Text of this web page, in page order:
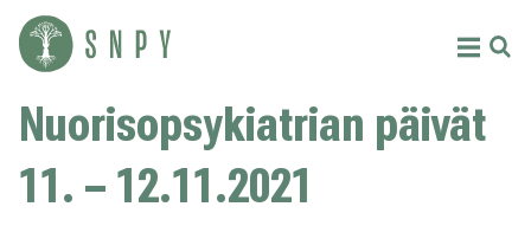
Siirry
sisältöön
nuorisopsykiatrinen
ry
Menu
Etsi
Nuorisopsykiatrian päivät
11. – 12.11.2021